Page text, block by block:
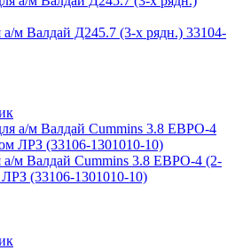
а/м Валдай Д245.7 (3-х рядн.) 33104-
а/м Валдай Cummins 3.8 ЕВРО-4 (2-
(33106-1301010-10)